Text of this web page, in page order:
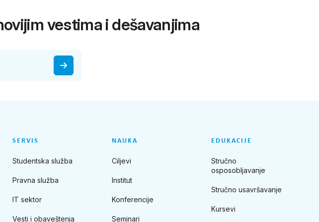
vestima i dešavanjima
SERVIS
Studentska služba
Pravna služba
IT sektor
Vesti i obaveštenja
NAUKA
Ciljevi
Institut
Konferencije
Seminari
EDUKACIJE
Stručno
osposobljavanje
Stručno usavršavanje
Kursevi